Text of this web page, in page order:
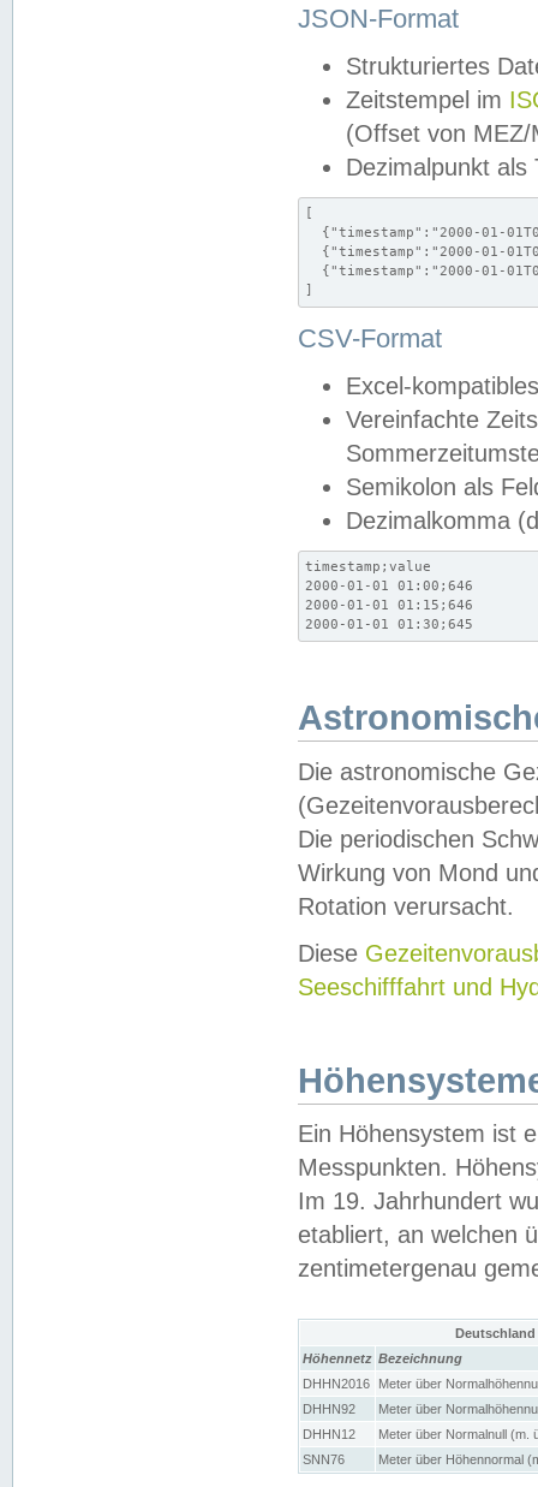
JSON-Format
Strukturiertes
Zeitstempel im
(Offset von MEZ/
Dezimalpunkt als
[
{"timestamp":"2000-01-
{"timestamp":"2000-01-
{"timestamp":"2000-01-
]
CSV-Format
Excel-
Vereinfachte
Semikolon als
Dezimalkomma
timestamp;value
2000-01-01 01:00;646
2000-01-01 01:15;646
2000-01-01 01:30;645
Die astronomische
Die periodischen
Wirkung von Mond
Rotation verursacht.
Diese
Seeschifffahrt und
Ein Höhensystem ist
Messpunkten.
Im 19. Jahrhundert
etabliert, an welchen
zentimetergenau
Höhennetz Bezeichnung
DHHN2016
Meter über
DHHN92
Meter über
DHHN12
Meter über Normalnull (m.
SNN76
Meter über Höhennormal